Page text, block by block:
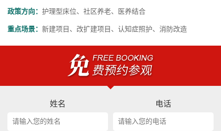
政策方向： 护理型床位、社区养老、医养结合
重点场景： 新建项目、改扩建项目、认知症照护、消防改造
姓名 电话